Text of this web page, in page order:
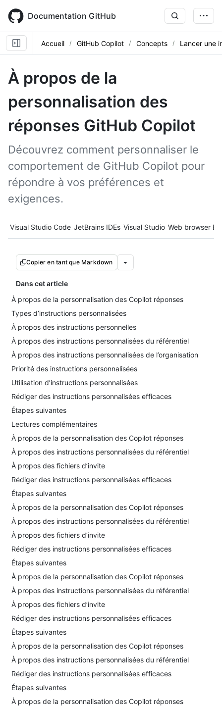
main
content
Documentation GitHub
Accueil GitHub Copilot Concepts Lancer une
À propos de la
personnalisation des
réponses GitHub Copilot
Découvrez comment personnaliser le
comportement de GitHub Copilot pour
répondre à vos préférences et
exigences.
Tool navigation
Visual Studio Code JetBrains IDEs Visual Studio Web browser
Copier en tant que Markdown
Dans cet article
À propos de la personnalisation des Copilot réponses
Types d’instructions personnalisées
À propos des instructions personnelles
À propos des instructions personnalisées du référentiel
À propos des instructions personnalisées de l’organisation
Priorité des instructions personnalisées
Utilisation d’instructions personnalisées
Rédiger des instructions personnalisées efficaces
Étapes suivantes
Lectures complémentaires
À propos de la personnalisation des Copilot réponses
À propos des instructions personnalisées du référentiel
À propos des fichiers d’invite
Rédiger des instructions personnalisées efficaces
Étapes suivantes
À propos de la personnalisation des Copilot réponses
À propos des instructions personnalisées du référentiel
À propos des fichiers d’invite
Rédiger des instructions personnalisées efficaces
Étapes suivantes
À propos de la personnalisation des Copilot réponses
À propos des instructions personnalisées du référentiel
À propos des fichiers d’invite
Rédiger des instructions personnalisées efficaces
Étapes suivantes
À propos de la personnalisation des Copilot réponses
À propos des instructions personnalisées du référentiel
Rédiger des instructions personnalisées efficaces
Étapes suivantes
À propos de la personnalisation des Copilot réponses